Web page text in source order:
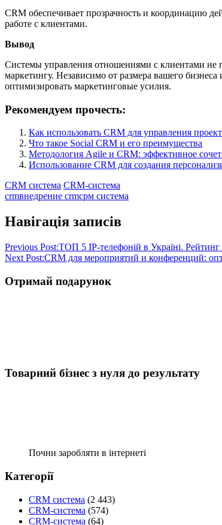
CRM обеспечивает прозрачность и координацию
работе с клиентами.
Вывод
Системы управления отношениями с клиентами
маркетингу. Независимо от размера вашего
оптимизировать маркетинговые усилия.
Рекомендуем прочесть:
Как использовать CRM для управления
Что такое Social CRM и его преимущества
Методология Agile и CRM: эффективное
Использование CRM для создания
CRM система CRM-система
crmвнедрение crmсрм система
Навігація записів
Previous Post:ТОП 5 IP-телефоній в Україні. Рейтинг
Next Post:CRM для мероприятий и конференций:
Отримай подарунок
Товарний бізнес з нуля до результату
Почни заробляти в інтернеті
Категорії
CRM система (2 443)
CRM-система (574)
CRM-система (64)